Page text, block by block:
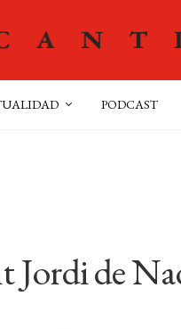
PODCAST
de